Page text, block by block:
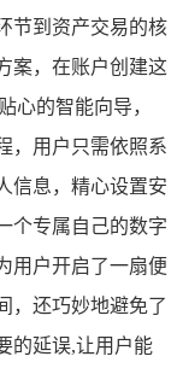
节到资产交易的核
案，在账户创建这
心的智能向导，
，用户只需依照系
信息，精心设置安
个专属自己的数字
用户开启了一扇便
，还巧妙地避免了
的延误,让用户能